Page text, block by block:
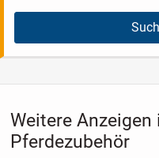
Weitere
Pferdezubehör